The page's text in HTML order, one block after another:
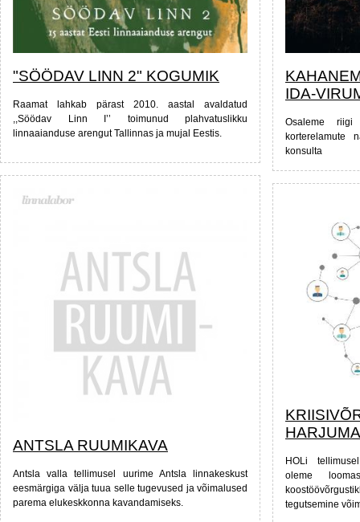
"SÖÖDAV LINN 2" KOGUMIK
Raamat lahkab pärast 2010. aastal avaldatud
,,Söödav Linn I’’ toimunud plahvatuslikku
linnaaianduse arengut Tallinnas ja mujal Eestis.
ANTSLA RUUMIKAVA
Antsla valla tellimusel uurime Antsla linnakeskust
eesmärgiga välja tuua selle tugevused ja võimalused
parema elukeskkonna kavandamiseks.
IDA-
Osaleme riigi
korterelamute
konsulta
HOLi
oleme
tegutsemine